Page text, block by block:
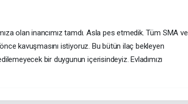
olan inancımız tamdı. Asla pes etmedik. Tüm SMA ve
kavuşmasını istiyoruz. Bu bütün ilaç bekleyen
bir duygunun içerisindeyiz. Evladımızı